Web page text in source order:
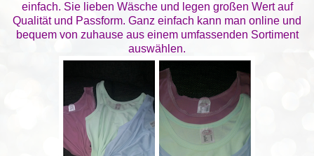
einfach. Sie lieben Wäsche und legen großen Wert auf
Qualität und Passform. Ganz einfach kann man online und
bequem von zuhause aus einem umfassenden Sortiment
auswählen.